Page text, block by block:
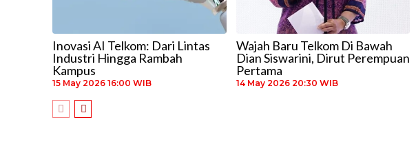
Inovasi AI Telkom: Dari Lintas
Industri Hingga Rambah
Kampus
15 May 2026 16:00 WIB
Wajah Baru Telkom Di Bawah
Dian Siswarini, Dirut Perempuan
Pertama
14 May 2026 20:30 WIB